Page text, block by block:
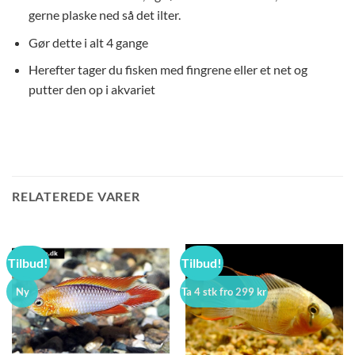
gerne plaske ned så det ilter.
Gør dette i alt 4 gange
Herefter tager du fisken med fingrene eller et net og
putter den op i akvariet
RELATEREDE VARER
Tilbud!
Ny
Tilbud!
Ta 4 stk fro 299 kr